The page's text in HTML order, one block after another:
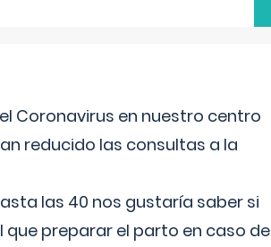
Coronavirus en nuestro centro
reducido las consultas a la
las 40 nos gustaría saber si
preparar el parto en caso de